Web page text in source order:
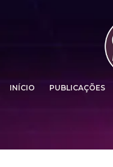
INÍCIO PUBLICAÇÕES